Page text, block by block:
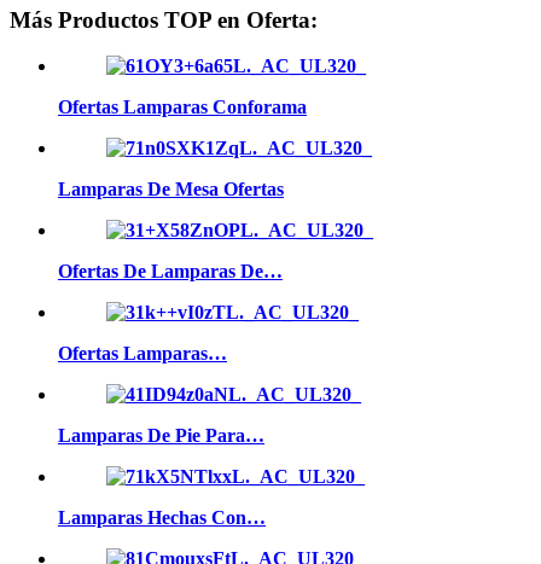
Más Productos TOP en Oferta:
Ofertas Lamparas Conforama
Lamparas De Mesa Ofertas
Ofertas De Lamparas De…
Ofertas Lamparas…
Lamparas De Pie Para…
Lamparas Hechas Con…